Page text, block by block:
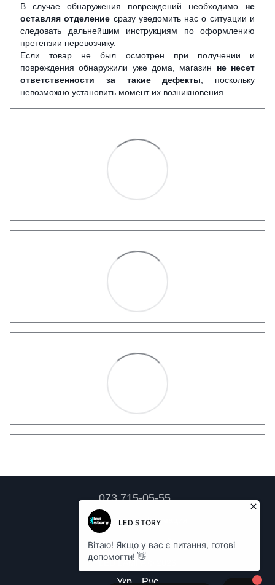
В случае обнаружения повреждений необходимо не
оставляя отделение сразу уведомить нас о ситуации и
следовать дальнейшим инструкциям по оформлению
претензии перевозчику.
Если товар не был осмотрен при получении и
повреждения обнаружили уже дома, магазин не несет
ответственности за такие дефекты, поскольку
невозможно установить момент их возникновения.
073 715-05-55
Контактная информация
Полная версия сайта
LED LAMPA © 2026
Укр Рус